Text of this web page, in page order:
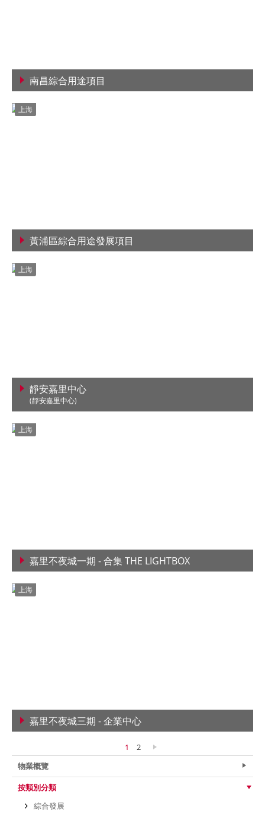
南昌綜合用途項目
上海
黃浦區綜合用途發展項目
上海
靜安嘉里中心
(靜安嘉里中心)
上海
嘉里不夜城一期 - 合集 THE LIGHTBOX
上海
嘉里不夜城三期 - 企業中心
1
2
物業概覽
按類別分類
綜合發展